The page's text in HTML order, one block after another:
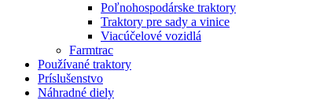
Poľnohospodárske traktory
Traktory pre sady a vinice
Viacúčelové vozidlá
Farmtrac
Používané traktory
Príslušenstvo
Náhradné diely